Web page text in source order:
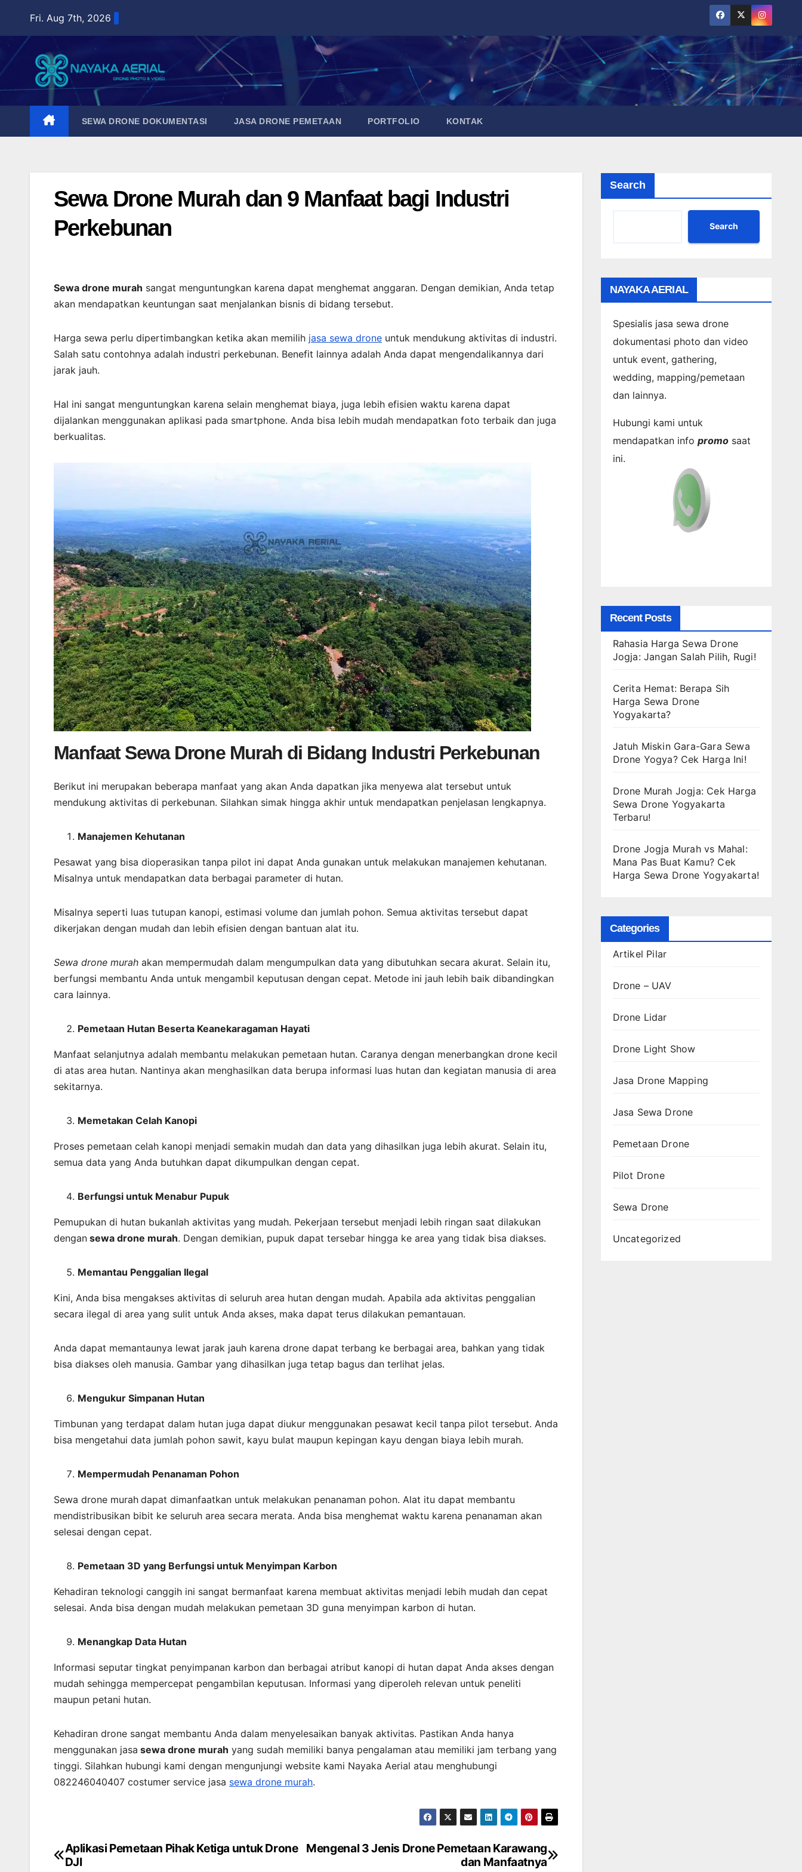
content
Fri. Aug 7th, 2026
SEWA DRONE DOKUMENTASI JASA DRONE PEMETAAN PORTFOLIO KONTAK
Sewa Drone Murah dan 9 Manfaat bagi Industri
Perkebunan
Sewa drone murah sangat menguntungkan karena dapat menghemat anggaran. Dengan demikian, Anda tetap
akan mendapatkan keuntungan saat menjalankan bisnis di bidang tersebut.
Harga sewa perlu dipertimbangkan ketika akan memilih jasa sewa drone untuk mendukung aktivitas di industri.
Salah satu contohnya adalah industri perkebunan. Benefit lainnya adalah Anda dapat mengendalikannya dari
jarak jauh.
Hal ini sangat menguntungkan karena selain menghemat biaya, juga lebih efisien waktu karena dapat
dijalankan menggunakan aplikasi pada smartphone. Anda bisa lebih mudah mendapatkan foto terbaik dan juga
berkualitas.
Manfaat Sewa Drone Murah di Bidang Industri Perkebunan
Berikut ini merupakan beberapa manfaat yang akan Anda dapatkan jika menyewa alat tersebut untuk
mendukung aktivitas di perkebunan. Silahkan simak hingga akhir untuk mendapatkan penjelasan lengkapnya.
Manajemen Kehutanan
Pesawat yang bisa dioperasikan tanpa pilot ini dapat Anda gunakan untuk melakukan manajemen kehutanan.
Misalnya untuk mendapatkan data berbagai parameter di hutan.
Misalnya seperti luas tutupan kanopi, estimasi volume dan jumlah pohon. Semua aktivitas tersebut dapat
dikerjakan dengan mudah dan lebih efisien dengan bantuan alat itu.
Sewa drone murah akan mempermudah dalam mengumpulkan data yang dibutuhkan secara akurat. Selain itu,
berfungsi membantu Anda untuk mengambil keputusan dengan cepat. Metode ini jauh lebih baik dibandingkan
cara lainnya.
Pemetaan Hutan Beserta Keanekaragaman Hayati
Manfaat selanjutnya adalah membantu melakukan pemetaan hutan. Caranya dengan menerbangkan drone kecil
di atas area hutan. Nantinya akan menghasilkan data berupa informasi luas hutan dan kegiatan manusia di area
sekitarnya.
Memetakan Celah Kanopi
Proses pemetaan celah kanopi menjadi semakin mudah dan data yang dihasilkan juga lebih akurat. Selain itu,
semua data yang Anda butuhkan dapat dikumpulkan dengan cepat.
Berfungsi untuk Menabur Pupuk
Pemupukan di hutan bukanlah aktivitas yang mudah. Pekerjaan tersebut menjadi lebih ringan saat dilakukan
dengan sewa drone murah. Dengan demikian, pupuk dapat tersebar hingga ke area yang tidak bisa diakses.
Memantau Penggalian Ilegal
Kini, Anda bisa mengakses aktivitas di seluruh area hutan dengan mudah. Apabila ada aktivitas penggalian
secara ilegal di area yang sulit untuk Anda akses, maka dapat terus dilakukan pemantauan.
Anda dapat memantaunya lewat jarak jauh karena drone dapat terbang ke berbagai area, bahkan yang tidak
bisa diakses oleh manusia. Gambar yang dihasilkan juga tetap bagus dan terlihat jelas.
Mengukur Simpanan Hutan
Timbunan yang terdapat dalam hutan juga dapat diukur menggunakan pesawat kecil tanpa pilot tersebut. Anda
bisa mengetahui data jumlah pohon sawit, kayu bulat maupun kepingan kayu dengan biaya lebih murah.
Mempermudah Penanaman Pohon
Sewa drone murah dapat dimanfaatkan untuk melakukan penanaman pohon. Alat itu dapat membantu
mendistribusikan bibit ke seluruh area secara merata. Anda bisa menghemat waktu karena penanaman akan
selesai dengan cepat.
Pemetaan 3D yang Berfungsi untuk Menyimpan Karbon
Kehadiran teknologi canggih ini sangat bermanfaat karena membuat aktivitas menjadi lebih mudah dan cepat
selesai. Anda bisa dengan mudah melakukan pemetaan 3D guna menyimpan karbon di hutan.
Menangkap Data Hutan
Informasi seputar tingkat penyimpanan karbon dan berbagai atribut kanopi di hutan dapat Anda akses dengan
mudah sehingga mempercepat pengambilan keputusan. Informasi yang diperoleh relevan untuk peneliti
maupun petani hutan.
Kehadiran drone sangat membantu Anda dalam menyelesaikan banyak aktivitas. Pastikan Anda hanya
menggunakan jasa sewa drone murah yang sudah memiliki banya pengalaman atau memiliki jam terbang yang
tinggi. Silahkan hubungi kami dengan mengunjungi website kami Nayaka Aerial atau menghubungi
082246040407 costumer service jasa sewa drone murah.
Post
Mengenal 3 Jenis Drone Pemetaan Karawang
dan Manfaatnya
Aplikasi Pemetaan Pihak Ketiga untuk Drone
DJI
Search
Search
NAYAKA AERIAL
Spesialis jasa sewa drone
dokumentasi photo dan video
untuk event, gathering,
wedding, mapping/pemetaan
dan lainnya.
Hubungi kami untuk
mendapatkan info promosaat
ini.
Recent Posts
Rahasia Harga Sewa Drone
Jogja: Jangan Salah Pilih, Rugi!
Cerita Hemat: Berapa Sih
Harga Sewa Drone
Yogyakarta?
Jatuh Miskin Gara-Gara Sewa
Drone Yogya? Cek Harga Ini!
Drone Murah Jogja: Cek Harga
Sewa Drone Yogyakarta
Terbaru!
Drone Jogja Murah vs Mahal:
Mana Pas Buat Kamu? Cek
Harga Sewa Drone Yogyakarta!
Categories
Artikel Pilar
Drone – UAV
Drone Lidar
Drone Light Show
Jasa Drone Mapping
Jasa Sewa Drone
Pemetaan Drone
Pilot Drone
Sewa Drone
Uncategorized